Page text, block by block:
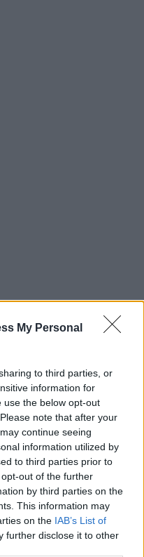
My Personal
to third parties, or
information for
use the below opt-out
note that after your
continue seeing
information utilized by
to third parties prior to
out of the further
by third parties on the
This information may
on the IAB’s List of
further disclose it to other
ΑΚΟΜΑ
Γεωργιάδη στη
– Εγκαίνια στο
Θέρμης
1,6 δισ. ευρώ
- Ρεκόρ
στις ληξιπρόθεσμες